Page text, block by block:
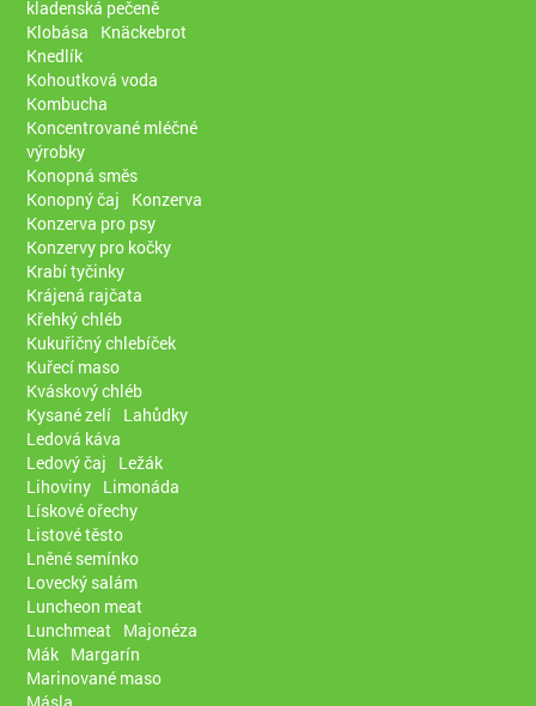
kladenská pečeně
Klobása
Knäckebrot
Knedlík
Kohoutková voda
Kombucha
Koncentrované mléčné
výrobky
Konopná směs
Konopný čaj
Konzerva
Konzerva pro psy
Konzervy pro kočky
Krabí tyčinky
Krájená rajčata
Křehký chléb
Kukuřičný chlebíček
Kuřecí maso
Kváskový chléb
Kysané zelí Lahůdky
Ledová káva
Ledový čaj
Ležák
Lihoviny Limonáda
Lískové ořechy
Listové těsto
Lněné semínko
Lovecký salám
Luncheon meat
Lunchmeat Majonéza
Mák Margarín
Marinované maso
Másla